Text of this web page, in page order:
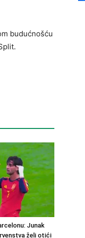
budućnošću
Junak
želi otići